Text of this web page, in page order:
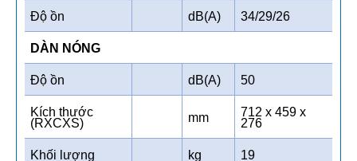
Độ ồn dB(A) 34/29/26
DÀN NÓNG
Độ ồn dB(A) 50
Kích thước
(RXCXS)
mm
712 x 459 x
276
Khối lượng kg 19